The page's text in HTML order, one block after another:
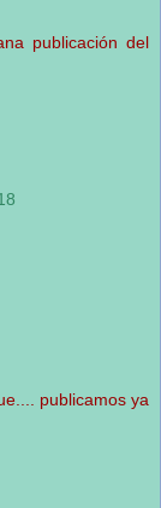
publicación del
publicamos ya